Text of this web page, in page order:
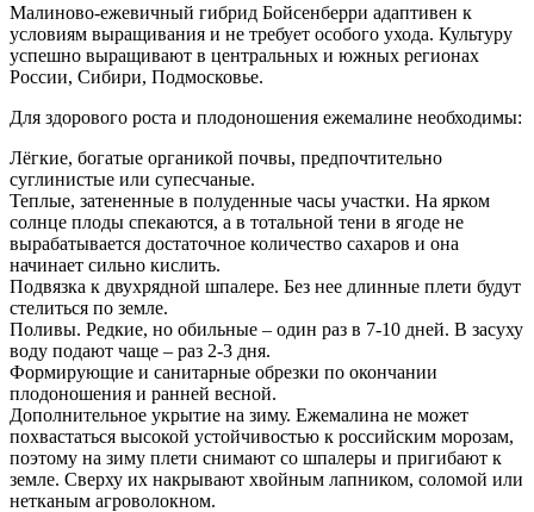
Малиново-ежевичный гибрид Бойсенберри адаптивен к
условиям выращивания и не требует особого ухода. Культуру
успешно выращивают в центральных и южных регионах
России, Сибири, Подмосковье.
Для здорового роста и плодоношения ежемалине необходимы:
Лёгкие, богатые органикой почвы, предпочтительно
суглинистые или супесчаные.
Теплые, затененные в полуденные часы участки. На ярком
солнце плоды спекаются, а в тотальной тени в ягоде не
вырабатывается достаточное количество сахаров и она
начинает сильно кислить.
Подвязка к двухрядной шпалере. Без нее длинные плети будут
стелиться по земле.
Поливы. Редкие, но обильные – один раз в 7-10 дней. В засуху
воду подают чаще – раз 2-3 дня.
Формирующие и санитарные обрезки по окончании
плодоношения и ранней весной.
Дополнительное укрытие на зиму. Ежемалина не может
похвастаться высокой устойчивостью к российским морозам,
поэтому на зиму плети снимают со шпалеры и пригибают к
земле. Сверху их накрывают хвойным лапником, соломой или
нетканым агроволокном.